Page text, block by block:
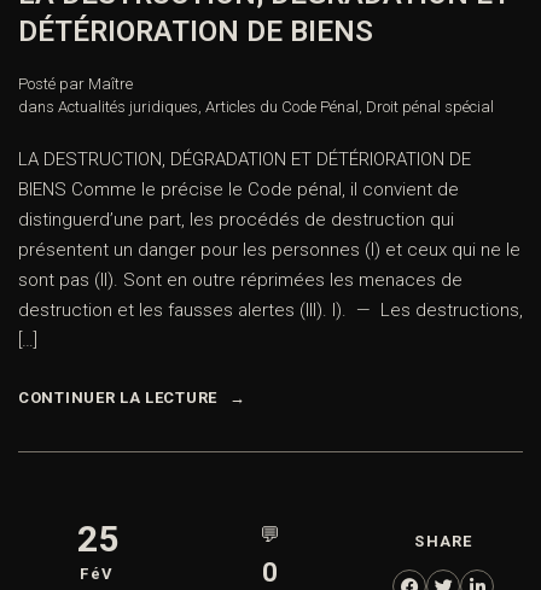
DÉTÉRIORATION DE BIENS
Posté par Maître
dans Actualités juridiques, Articles du Code Pénal , Droit pénal spécial
LA DESTRUCTION, DÉGRADATION ET DÉTÉRIORATION DE
BIENS Comme le précise le Code pénal, il convient de
distinguerd’une part, les procédés de destruction qui
présentent un danger pour les personnes (I) et ceux qui ne le
sont pas (II). Sont en outre réprimées les menaces de
destruction et les fausses alertes (III). I). — Les destructions,
[…]
CONTINUER LA LECTURE
25
FéV
💬
0
SHARE